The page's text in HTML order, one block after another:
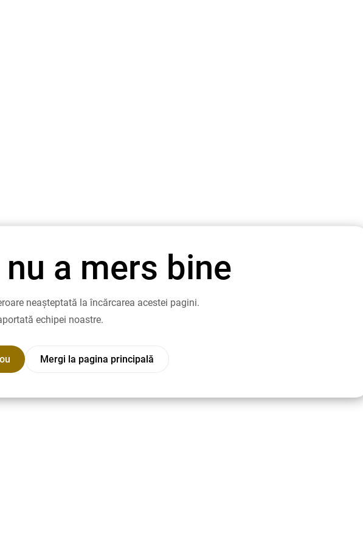
nu a mers bine
neașteptată la încărcarea acestei pagini.
echipei noastre.
Mergi la pagina principală